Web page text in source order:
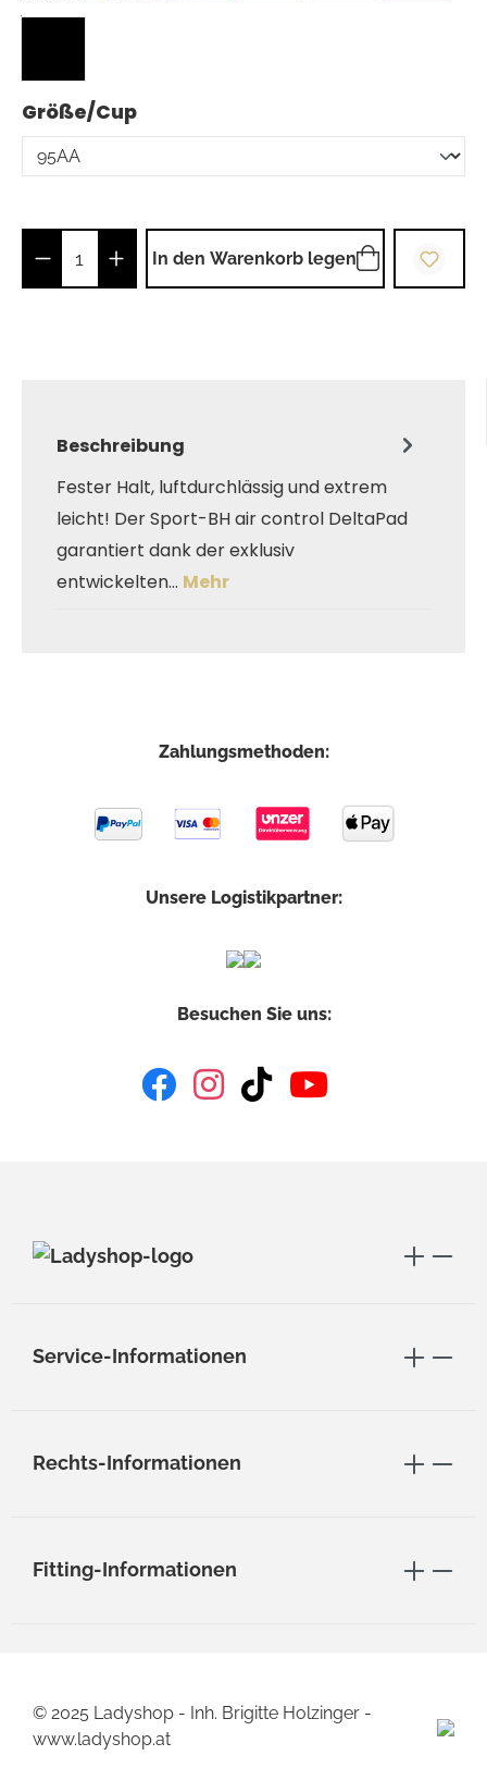
Größe/Cupauswählen
Produkt Anzahl: Gib den gewünschten
In den Warenkorb legen
Beschreibung
Fester Halt, luftdurchlässig und extrem
leicht! Der Sport-BH air control DeltaPad
garantiert dank der exklusiv
entwickelten… Mehr
Zahlungsmethoden:
Unsere Logistikpartner:
Besuchen Sie uns:
Service-Informationen
Rechts-Informationen
Fitting-Informationen
© 2025 Ladyshop - Inh. Brigitte Holzinger -
www.ladyshop.at